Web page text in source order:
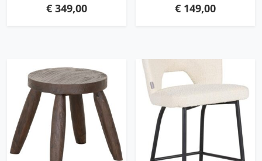
POLARIS NATURAL, SEAT
€349,00
81% WOOL 19% COTTON
€ 149,00